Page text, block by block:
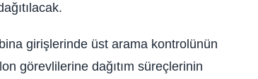
girişlerinde üst arama kontrolünün
görevlilerine dağıtım süreçlerinin